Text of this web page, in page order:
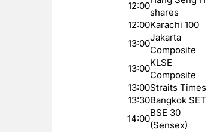
12:00
shares
12:00Karachi 100
13:00
Jakarta
Composite
13:00
KLSE
Composite
13:00Straits Times
13:30Bangkok SET
14:00
BSE 30
(Sensex)